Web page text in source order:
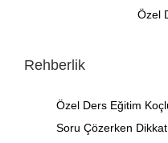
Özel
Rehberlik
Özel Ders Eğitim
Soru Çözerken